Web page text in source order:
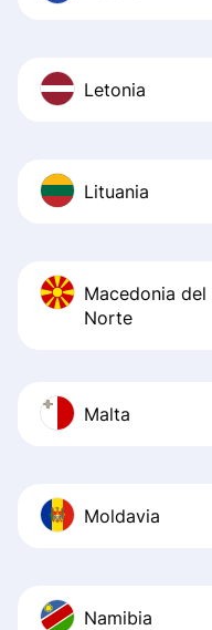
Letonia
Lituania
Macedonia del
Norte
Malta
Moldavia
Namibia